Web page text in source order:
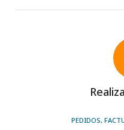
PEDIDOS,